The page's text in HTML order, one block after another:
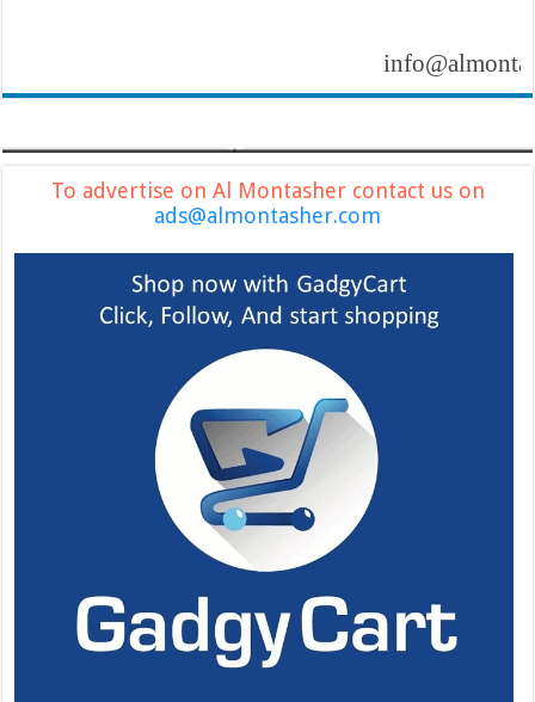
info@almontasher.com
To advertise on Al Montasher contact us on
ads@almontasher.com